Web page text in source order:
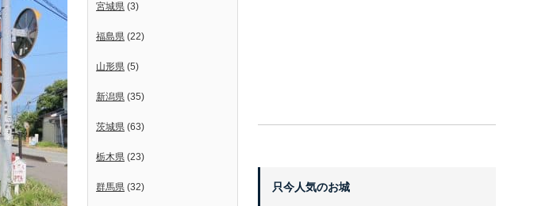
宮城県 (3)
福島県 (22)
山形県 (5)
新潟県 (35)
茨城県 (63)
栃木県 (23)
群馬県 (32) 只今人気のお城